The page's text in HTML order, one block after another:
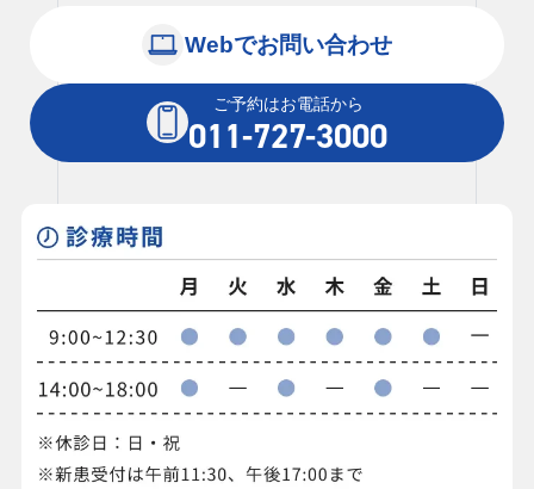
Webでお問い合わせ
ご予約はお電話から
011-727-3000